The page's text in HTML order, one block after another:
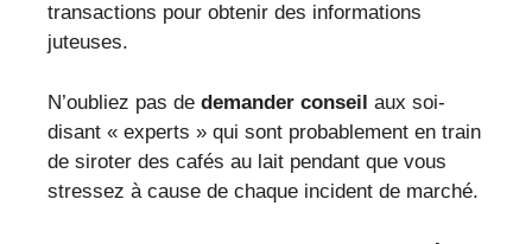
transactions pour obtenir des informations
juteuses.
N’oubliez pas de demander conseil aux soi-
disant « experts » qui sont probablement en train
de siroter des cafés au lait pendant que vous
stressez à cause de chaque incident de marché.